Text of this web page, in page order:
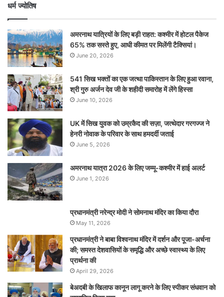
धर्म ज्योतिष
अमरनाथ यात्रियों के लिए बड़ी राहत: कश्मीर में होटल पैकेज
65% तक सस्ते हुए, आधी कीमत पर मिलेंगी टैक्सियां।
June 20, 2026
541 सिख भक्तों का एक जत्था पाकिस्तान के लिए हुआ रवाना,
श्री गुरु अर्जन देव जी के शहीदी समारोह में लेंगे हिस्सा
June 10, 2026
UK में सिख युवक को उम्रकैद की सज़ा, जत्थेदार गरगज्ज ने
हेनरी नोवाक के परिवार के साथ हमदर्दी जताई
June 5, 2026
अमरनाथ यात्रा 2026 के लिए जम्मू-कश्मीर में हाई अलर्ट
June 1, 2026
प्रधानमंत्री नरेन्‍द्र मोदी ने सोमनाथ मंदिर का किया दौरा
May 11, 2026
प्रधानमंत्री ने बाबा विश्वनाथ मंदिर में दर्शन और पूजा-अर्चना
की; समस्‍त देशवासियों के समृद्धि और अच्छे स्वास्थ्य के लिए
प्रार्थना की
April 29, 2026
बेअदबी के खिलाफ कानून लागू करने के लिए स्पीकर संधवान को